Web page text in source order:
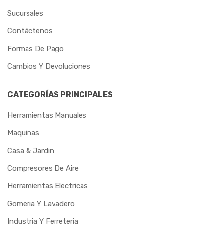
MOTOMIL
PAMPEANO
PANDOLFO
PAULIMODAR
Sucursales
Contáctenos
Formas De Pago
Cambios Y Devoluciones
CATEGORÍAS PRINCIPALES
Herramientas Manuales
Maquinas
Casa & Jardin
Compresores De Aire
Herramientas Electricas
Gomeria Y Lavadero
Industria Y Ferreteria